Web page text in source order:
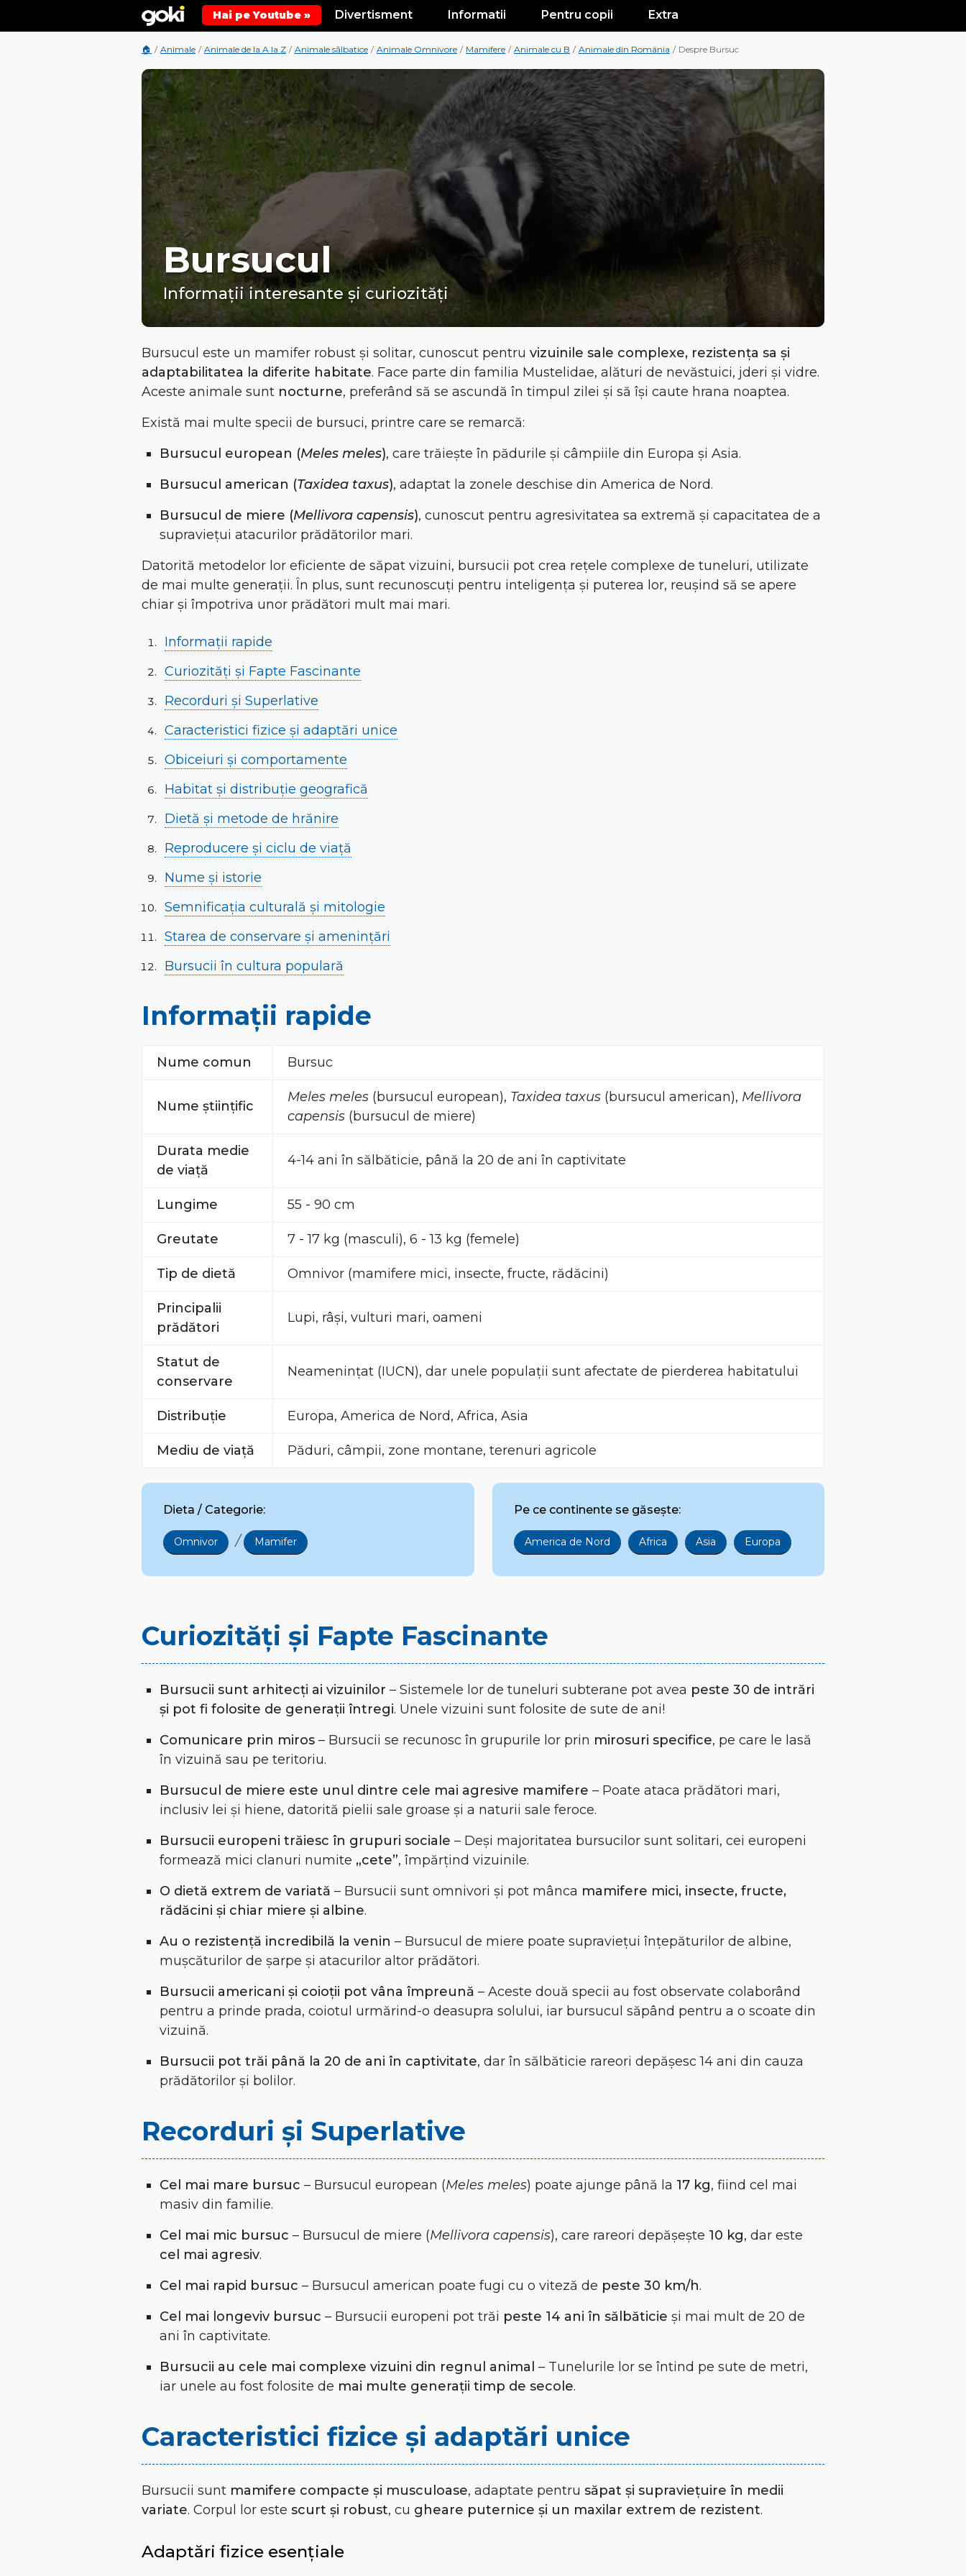
Hai pe Youtube » Divertisment Informatii Pentru copii Extra
🏠 / Animale / Animale de la A la Z / Animale sălbatice / Animale Omnivore / Mamifere / Animale cu B / Animale din România / Despre Bursuc
Bursucul
Informații interesante și curiozități
Bursucul este un mamifer robust și solitar, cunoscut pentru vizuinile sale complexe, rezistența sa și
adaptabilitatea la diferite habitate. Face parte din familia Mustelidae, alături de nevăstuici, jderi și vidre.
Aceste animale sunt nocturne, preferând să se ascundă în timpul zilei și să își caute hrana noaptea.
Există mai multe specii de bursuci, printre care se remarcă:
Bursucul european (Meles meles), care trăiește în pădurile și câmpiile din Europa și Asia.
Bursucul american (Taxidea taxus), adaptat la zonele deschise din America de Nord.
Bursucul de miere (Mellivora capensis), cunoscut pentru agresivitatea sa extremă și capacitatea de a
supraviețui atacurilor prădătorilor mari.
Datorită metodelor lor eficiente de săpat vizuini, bursucii pot crea rețele complexe de tuneluri, utilizate
de mai multe generații. În plus, sunt recunoscuți pentru inteligența și puterea lor, reușind să se apere
chiar și împotriva unor prădători mult mai mari.
Informații rapide
Curiozități și Fapte Fascinante
Recorduri și Superlative
Caracteristici fizice și adaptări unice
Obiceiuri și comportamente
Habitat și distribuție geografică
Dietă și metode de hrănire
Reproducere și ciclu de viață
Nume și istorie
Semnificația culturală și mitologie
Starea de conservare și amenințări
Bursucii în cultura populară
Informații rapide
Nume comun Bursuc
Nume științific
Meles meles (bursucul european), Taxidea taxus (bursucul american), Mellivora
capensis (bursucul de miere)
Durata medie
de viață
4-14 ani în sălbăticie, până la 20 de ani în captivitate
Lungime 55 - 90 cm
Greutate 7 - 17 kg (masculi), 6 - 13 kg (femele)
Tip de dietă Omnivor (mamifere mici, insecte, fructe, rădăcini)
Principalii
prădători
Lupi, râși, vulturi mari, oameni
Statut de
conservare
Neamenințat (IUCN), dar unele populații sunt afectate de pierderea habitatului
Distribuție Europa, America de Nord, Africa, Asia
Mediu de viață Păduri, câmpii, zone montane, terenuri agricole
Dieta / Categorie:
Omnivor / Mamifer
Pe ce continente se găsește:
America de Nord Africa Asia Europa
Curiozități și Fapte Fascinante
Bursucii sunt arhitecți ai vizuinilor – Sistemele lor de tuneluri subterane pot avea peste 30 de intrări
și pot fi folosite de generații întregi. Unele vizuini sunt folosite de sute de ani!
Comunicare prin miros – Bursucii se recunosc în grupurile lor prin mirosuri specifice, pe care le lasă
în vizuină sau pe teritoriu.
Bursucul de miere este unul dintre cele mai agresive mamifere – Poate ataca prădători mari,
inclusiv lei și hiene, datorită pielii sale groase și a naturii sale feroce.
Bursucii europeni trăiesc în grupuri sociale – Deși majoritatea bursucilor sunt solitari, cei europeni
formează mici clanuri numite „cete”, împărțind vizuinile.
O dietă extrem de variată – Bursucii sunt omnivori și pot mânca mamifere mici, insecte, fructe,
rădăcini și chiar miere și albine.
Au o rezistență incredibilă la venin – Bursucul de miere poate supraviețui înțepăturilor de albine,
mușcăturilor de șarpe și atacurilor altor prădători.
Bursucii americani și coioții pot vâna împreună – Aceste două specii au fost observate colaborând
pentru a prinde prada, coiotul urmărind-o deasupra solului, iar bursucul săpând pentru a o scoate din
vizuină.
Bursucii pot trăi până la 20 de ani în captivitate, dar în sălbăticie rareori depășesc 14 ani din cauza
prădătorilor și bolilor.
Recorduri și Superlative
Cel mai mare bursuc – Bursucul european (Meles meles) poate ajunge până la 17 kg, fiind cel mai
masiv din familie.
Cel mai mic bursuc – Bursucul de miere (Mellivora capensis), care rareori depășește 10 kg, dar este
cel mai agresiv.
Cel mai rapid bursuc – Bursucul american poate fugi cu o viteză de peste 30 km/h.
Cel mai longeviv bursuc – Bursucii europeni pot trăi peste 14 ani în sălbăticie și mai mult de 20 de
ani în captivitate.
Bursucii au cele mai complexe vizuini din regnul animal – Tunelurile lor se întind pe sute de metri,
iar unele au fost folosite de mai multe generații timp de secole.
Caracteristici fizice și adaptări unice
Bursucii sunt mamifere compacte și musculoase, adaptate pentru săpat și supraviețuire în medii
variate. Corpul lor este scurt și robust, cu gheare puternice și un maxilar extrem de rezistent.
Adaptări fizice esențiale